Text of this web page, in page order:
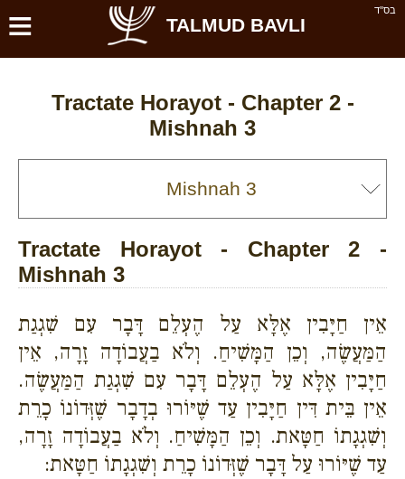
בס''ד ≡ TALMUD BAVLI
Tractate Horayot - Chapter 2 -
Mishnah 3
Tractate Horayot - Chapter 2 -
Mishnah 3
אֵין חַיָּבִין אֶלָּא עַל הֶעְלֵם דָּבָר עִם שִׁגְגַת
הַמַּעֲשֶׂה, וְכֵן הַמָּשִׁיחַ. וְלֹא בַעֲבוֹדָה זָרָה, אֵין
חַיָּבִין אֶלָּא עַל הֶעְלֵם דָּבָר עִם שִׁגְגַת הַמַּעֲשֶׂה.
אֵין בֵּית דִּין חַיָּבִין עַד שֶׁיּוֹרוּ בְדָבָר שֶׁזְּדוֹנוֹ כָרֵת
וְשִׁגְגָתוֹ חַטָּאת. וְכֵן הַמָּשִׁיחַ. וְלֹא בַעֲבוֹדָה זָרָה,
עַד שֶׁיּוֹרוּ עַל דָּבָר שֶׁזְּדוֹנוֹ כָרֵת וְשִׁגְגָתוֹ חַטָּאת: